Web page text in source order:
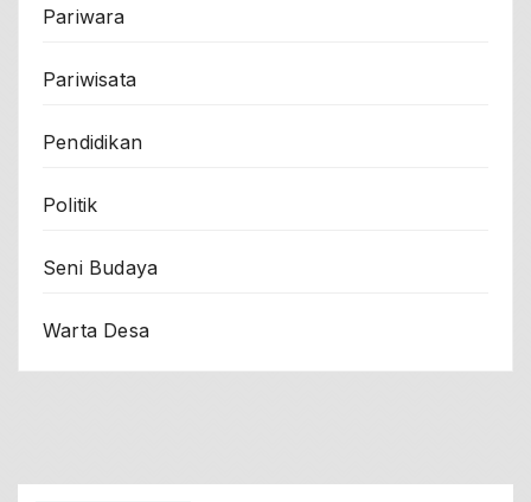
Pariwara
Pariwisata
Pendidikan
Politik
Seni Budaya
Warta Desa